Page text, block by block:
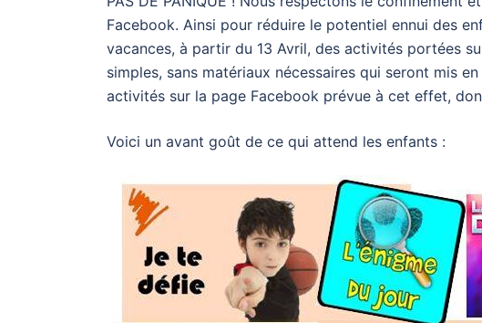
Facebook. Ainsi pour réduire le potentiel ennui des
vacances, à partir du 13 Avril, des activités portées
simples, sans matériaux nécessaires qui seront mis
activités sur la page Facebook prévue à cet effet,
Voici un avant goût de ce qui attend les enfants :